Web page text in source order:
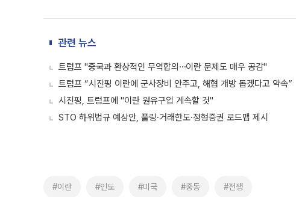
관련 뉴스
트럼프 "중국과 환상적인 무역합의⋯이란 문제도 매우 공감"
트럼프 “시진핑 이란에 군사장비 안주고, 해협 개방 돕겠다고 약속”
시진핑, 트럼프에 "이란 원유구입 계속할 것"
STO 하위법규 예상안, 풀링·거래한도·정형증권 로드맵 제시
#이란 #인도 #미국 #중동 #전쟁